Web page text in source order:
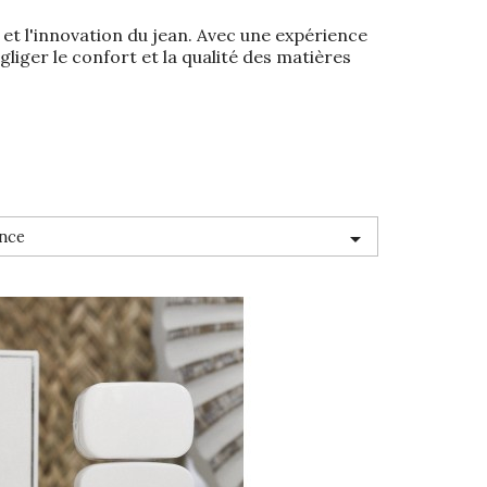
l'innovation du jean. Avec une expérience
le confort et la qualité des matières
